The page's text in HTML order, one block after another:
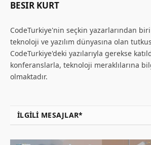
BESIR KURT
CodeTurkiye'nin seçkin yazarlarından
teknoloji ve yazılım dünyasına olan
CodeTurkiye'deki yazılarıyla gerekse
konferanslarla, teknoloji meraklılarına
olmaktadır.
İLGILI MESAJLAR*